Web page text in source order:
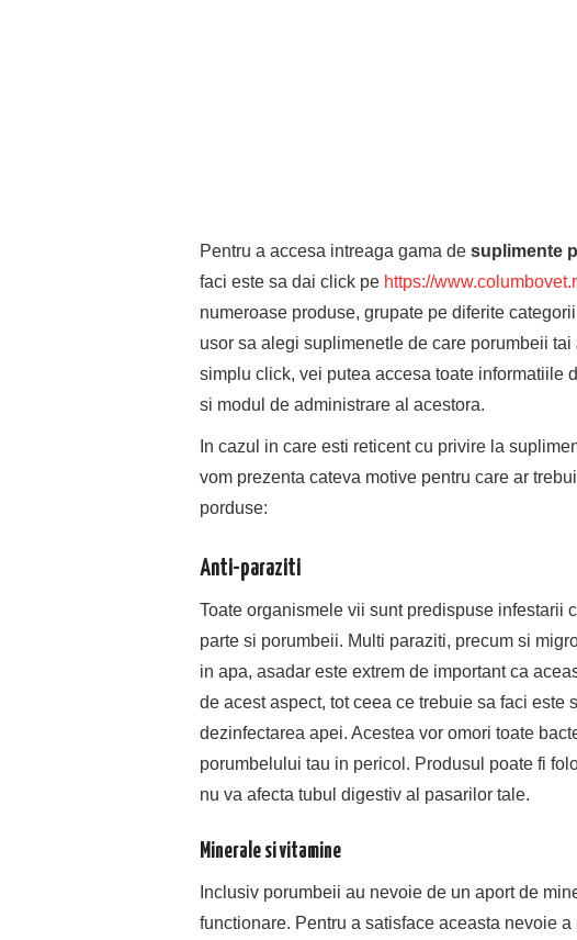
Pentru a accesa intreaga gama de suplimente
faci este sa dai click pe https://
numeroase produse, grupate pe diferite
usor sa alegi suplimenetle de care porumbeii
simplu click, vei putea accesa toate informatiile
si modul de administrare al acestora.
In cazul in care esti reticent cu privire la
vom prezenta cateva motive pentru care ar
porduse:
Anti-paraziti
Toate organismele vii sunt predispuse infestarii
parte si porumbeii. Multi paraziti, precum si
in apa, asadar este extrem de important ca
de acest aspect, tot ceea ce trebuie sa faci este
dezinfectarea apei. Acestea vor omori toate
porumbelului tau in pericol. Produsul poate fi
nu va afecta tubul digestiv al pasarilor tale.
Minerale si vitamine
Inclusiv porumbeii au nevoie de un aport de
functionare. Pentru a satisface aceasta nevoie